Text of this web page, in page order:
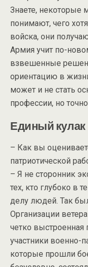
Знаете,
понимают, чего
войска, они
Армия учит по-
взвешенные
ориентацию в
может и не стать
профессии, но
Единый кулак
– Как вы
патриотической
– Я не сторонник
тех, кто глубоко в
делу людей. Так
Организации
четко выстроенная
участники военно-
которые прошли